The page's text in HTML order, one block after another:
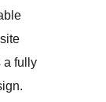
a fully